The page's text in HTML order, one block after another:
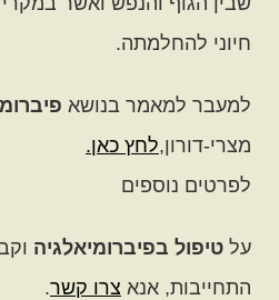
חיוני להחלמתה.
למעבר למאמר בנושא
מצרי-דורון,לחץ כאן.
לפרטים נוספים
על טיפול בפיברומיאלגיה
התחייבות, אנא צרו קשר.